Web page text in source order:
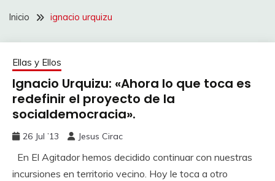
Inicio ignacio urquizu
Ellas y Ellos
Ignacio Urquizu: «Ahora lo que toca es
redefinir el proyecto de la
socialdemocracia».
26 Jul ’13 Jesus Cirac
En El Agitador hemos decidido continuar con nuestras
incursiones en territorio vecino. Hoy le toca a otro